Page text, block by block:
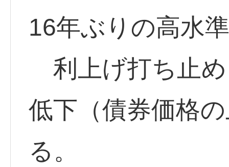
16年ぶりの高水
利上げ打ち止
低下（債券価格
る。